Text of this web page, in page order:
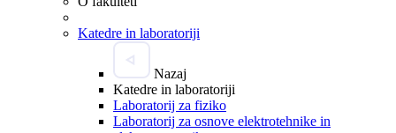
Katedre in laboratoriji
Nazaj
Katedre in laboratoriji
Laboratorij za fiziko
Laboratorij za osnove elektrotehnike in